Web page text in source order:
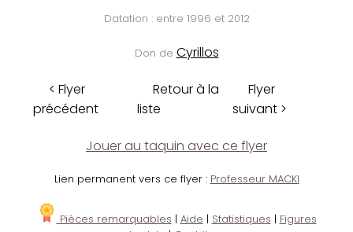
Datation : entre 1996 et 2012
Don de Cyrillos
< Flyer
précédent
Retour à la
liste
Flyer
suivant >
Jouer au taquin avec ce flyer
Lien permanent vers ce flyer : Professeur MACKI
Pièces remarquables | Aide | Statistiques | Figures